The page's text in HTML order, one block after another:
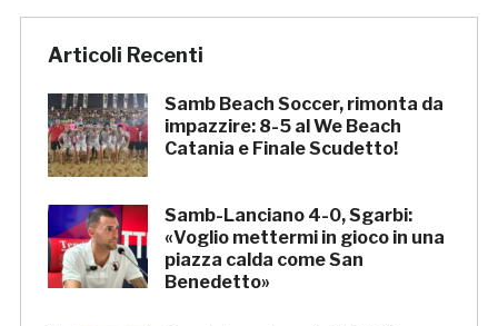
Articoli Recenti
Samb Beach Soccer, rimonta da
impazzire: 8-5 al We Beach
Catania e Finale Scudetto!
Samb-Lanciano 4-0, Sgarbi:
«Voglio mettermi in gioco in una
piazza calda come San
Benedetto»